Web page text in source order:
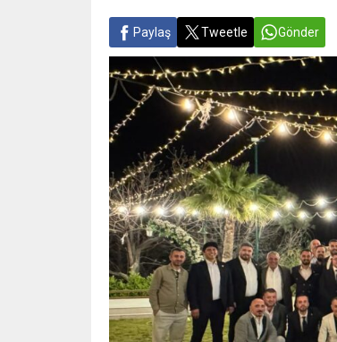
Paylaş Tweetle Gönder